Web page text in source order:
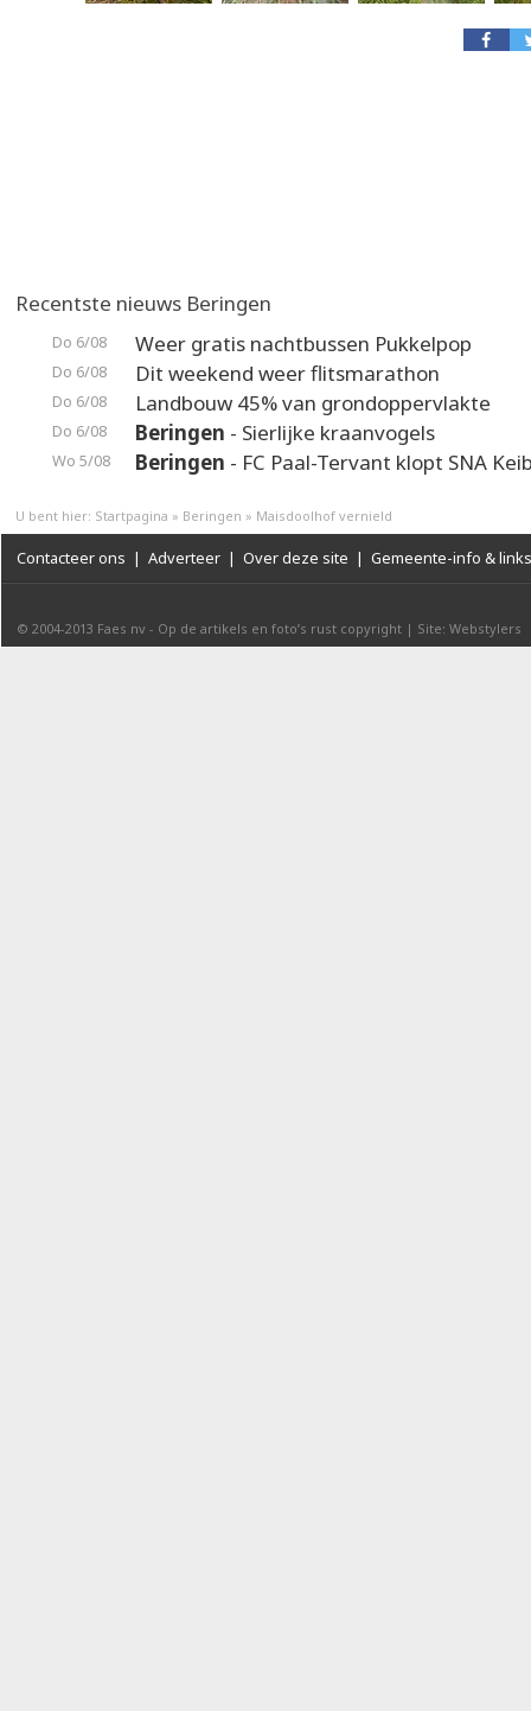
Recentste nieuws Beringen
Do 6/08 Weer gratis nachtbussen Pukkelpop
Do 6/08 Dit weekend weer flitsmarathon
Do 6/08 Landbouw 45% van grondoppervlakte
Do 6/08 Beringen - Sierlijke kraanvogels
Wo 5/08 Beringen - FC Paal-Tervant klopt SNA
U bent hier: Startpagina » Beringen » Maisdoolhof vernield
Contacteer ons | Adverteer | Over deze site | Gemeente-info & links
© 2004-2013 Faes nv - Op de artikels en foto’s rust copyright | Site: Webstylers